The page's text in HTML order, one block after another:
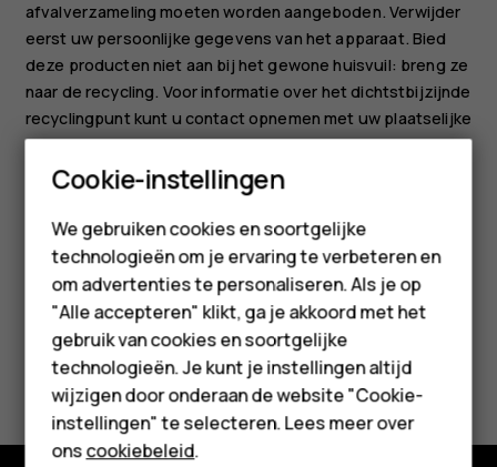
Smartphones
Feature phones
Accessoires
HMD Terra M
Voor bedrijven
Tablets
afvalverzameling moeten worden aangeboden. Verwijder
eerst uw persoonlijke gegevens van het apparaat. Bied
deze producten niet aan bij het gewone huisvuil: breng ze
naar de recycling. Voor informatie over het dichtstbijzijnde
recyclingpunt kunt u contact opnemen met uw plaatselijke
afvaldienst of meer lezen over het inzamelprogramma van
HMD en de beschikbaarheid ervan in uw land op
www.hmd.com/phones/support/topics/recycle
Was deze informatie nuttig?
Ja Nee
Cookie-instellingen
We gebruiken cookies en soortgelijke
technologieën om je ervaring te verbeteren en
om advertenties te personaliseren. Als je op
"Alle accepteren" klikt, ga je akkoord met het
gebruik van cookies en soortgelijke
technologieën. Je kunt je instellingen altijd
wijzigen door onderaan de website "Cookie-
instellingen" te selecteren. Lees meer over
onscookiebeleid.